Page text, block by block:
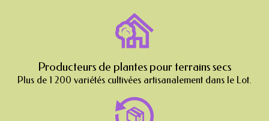
Producteurs de plantes pour terrains secs
Plus de 1 200 variétés cultivées artisanalement dans le Lot.